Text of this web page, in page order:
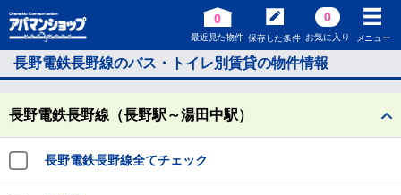
0
最近見た物件 保存した条件
0
お気に入り メニュー
長野電鉄長野線のバス・トイレ別賃貸の物件情報
長野電鉄長野線（長野駅～湯田中駅）
長野電鉄長野線全てチェック